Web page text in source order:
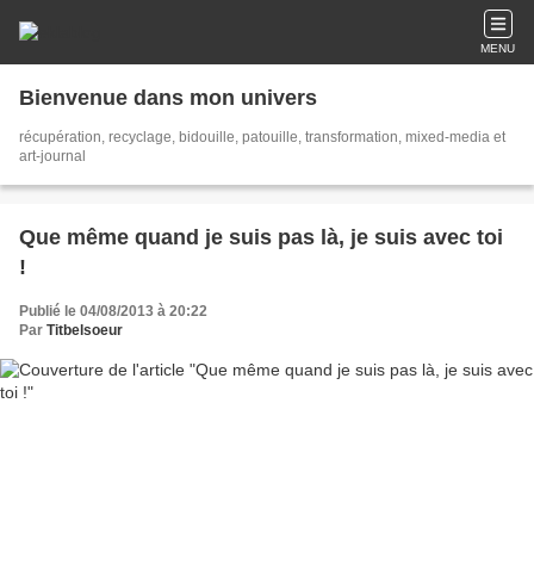
MENU
Bienvenue dans mon univers
récupération, recyclage, bidouille, patouille, transformation, mixed-media et
art-journal
Que même quand je suis pas là, je suis avec toi
!
Publié le 04/08/2013 à 20:22
Par Titbelsoeur